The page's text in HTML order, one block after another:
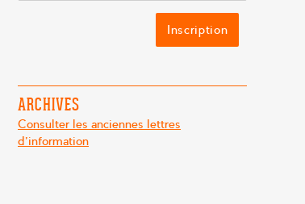
ARCHIVES
Consulter les anciennes lettres
d'information